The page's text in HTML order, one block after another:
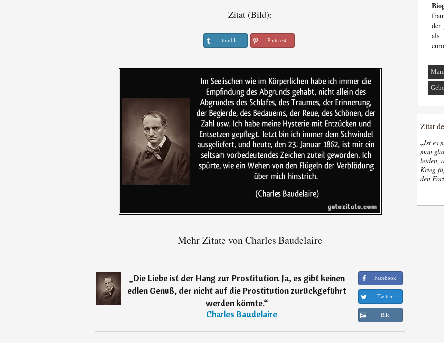
Zitat (Bild):
tumblr Pinterest
Mehr Zitate von Charles Baudelaire
Die Liebe ist der Hang zur Prostitution. Ja, es gibt keinen
edlen Genuß, der nicht auf die Prostitution zurückgeführt
werden könnte.“
―Charles Baudelaire
Facebook
Twitter
Bild
der
als
Zitat
„Ist es
man
leiden,
Krieg
den